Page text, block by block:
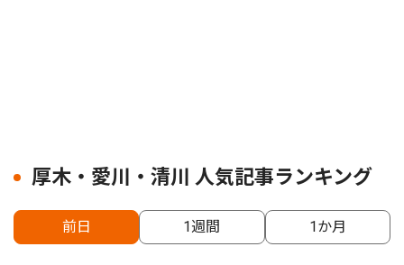
厚木・愛川・清川 人気記事ランキング
前日 1週間 1か月